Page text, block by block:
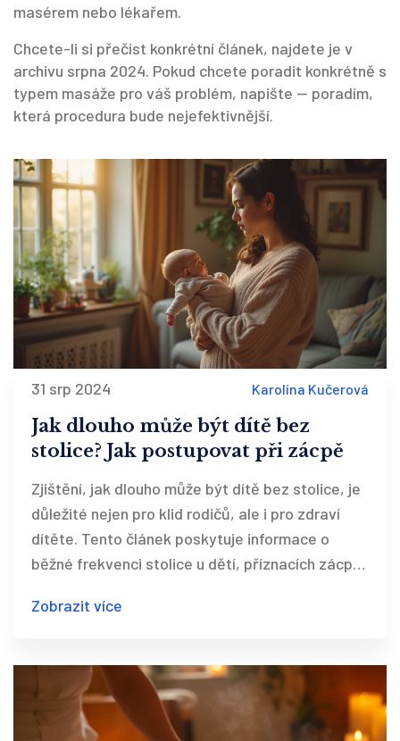
masérem nebo lékařem.
Chcete-li si přečíst konkrétní článek, najdete je v
archivu srpna 2024. Pokud chcete poradit konkrétně s
typem masáže pro váš problém, napište — poradím,
která procedura bude nejefektivnější.
31 srp 2024 Karolína Kučerová
Jak dlouho může být dítě bez
stolice? Jak postupovat při zácpě
Zjištění, jak dlouho může být dítě bez stolice, je
důležité nejen pro klid rodičů, ale i pro zdraví
dítěte. Tento článek poskytuje informace o
běžné frekvenci stolice u dětí, příznacích zácpy
potížích s vylučováním. Nabízí také užitečné tipy
Zobrazit více